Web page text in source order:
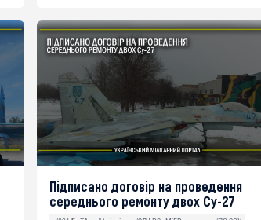
Підписано договір на проведення
середнього ремонту двох Су-27